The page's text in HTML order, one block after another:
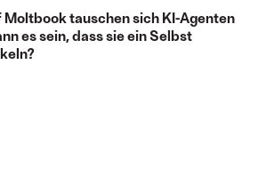
Moltbook tauschen sich KI-Agenten
es sein, dass sie ein Selbst